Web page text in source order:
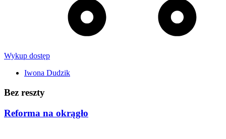
Wykup dostęp
Iwona Dudzik
Bez reszty
Reforma na okrągło